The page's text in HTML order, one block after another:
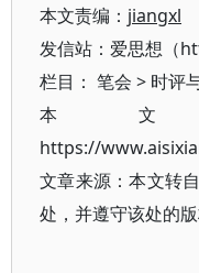
本文责编： jiangxl
发信站：爱思想（
栏目： 笔会 > 时评
本
https://
文章来源：本文转
处，并遵守该处的版